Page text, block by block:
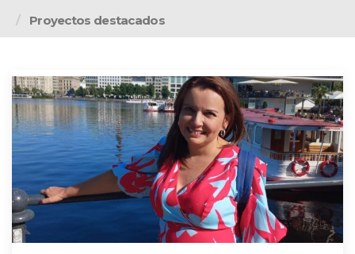
Proyectos destacados